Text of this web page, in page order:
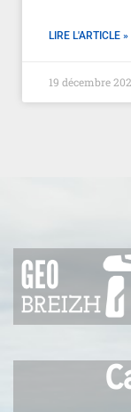
LIRE L'ARTICLE »
19 décembre